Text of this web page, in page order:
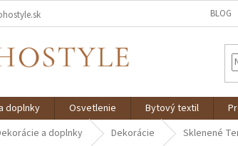
BLOG
doplnky Osvetlenie Bytový textil
a doplnky Dekorácie Sklenené